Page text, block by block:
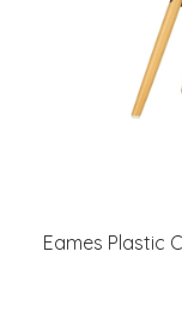
Eames Plastic